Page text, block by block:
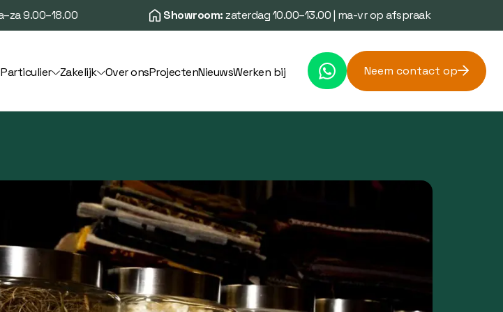
9.00–18.00 Showroom:zaterdag 10.00–13.00 | ma-vr op afspraak
Particulier Zakelijk Over onsProjectenNieuwsWerken bij Neem contact op